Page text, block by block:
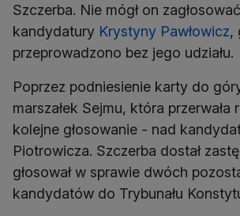
Szczerba. Nie mógł on
kandydatury Krystyny Pawłowicz,
przeprowadzono bez jego udziału.
Poprzez podniesienie karty do
marszałek Sejmu, która przerwała
kolejne głosowanie - nad
Piotrowicza. Szczerba dostał
głosował w sprawie dwóch
kandydatów do Trybunału